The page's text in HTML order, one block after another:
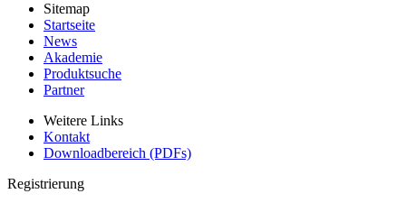
Sitemap
Startseite
News
Akademie
Produktsuche
Partner
Weitere Links
Kontakt
Downloadbereich (PDFs)
Registrierung